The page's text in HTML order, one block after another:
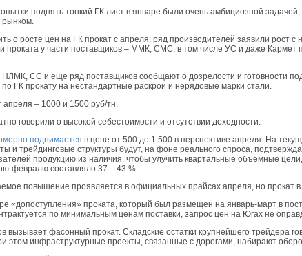
поднять тонкий ГК лист в январе были очень амбициозной
рынком.
о росте цен на ГК прокат с апреля: ряд производителей заявили рост с
проката у части поставщиков – ММК, СМС, в том числе УС и даже Кармет
СС и еще ряд поставщиков сообщают о дозрелости и готовности
ГК прокату на нестандартные раскрои и нерядовые марки стали.
апреля – 1000 и 1500 руб/тн.
говорили о высокой себестоимости и отсутствии доходности.
поднимается в цене от 500 до 1 500 в перспективе апреля. На
и трейдинговые структуры будут, на фоне реального спроса,
продукцию из наличия, чтобы улучить квартальные объемные
февралю составляло 37 – 43 %.
повышение проявляется в официальных прайсах апреля, но прокат
«допоступления» проката, который был размещен на январь-март в
по минимальным ценам поставки, запрос цен на Югах не
вызывает фасонный прокат. Складские остатки крупнейшего трейдера
этом инфраструктурные проекты, связанные с дорогами, набирают